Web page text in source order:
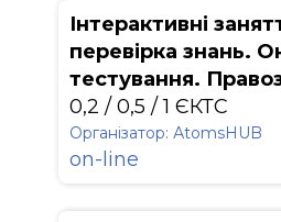
Інтерактивні
перевірка знань.
тестування.
0,2 / 0,5 / 1 ЄКТС
Організатор: АtomsHUB
on-line